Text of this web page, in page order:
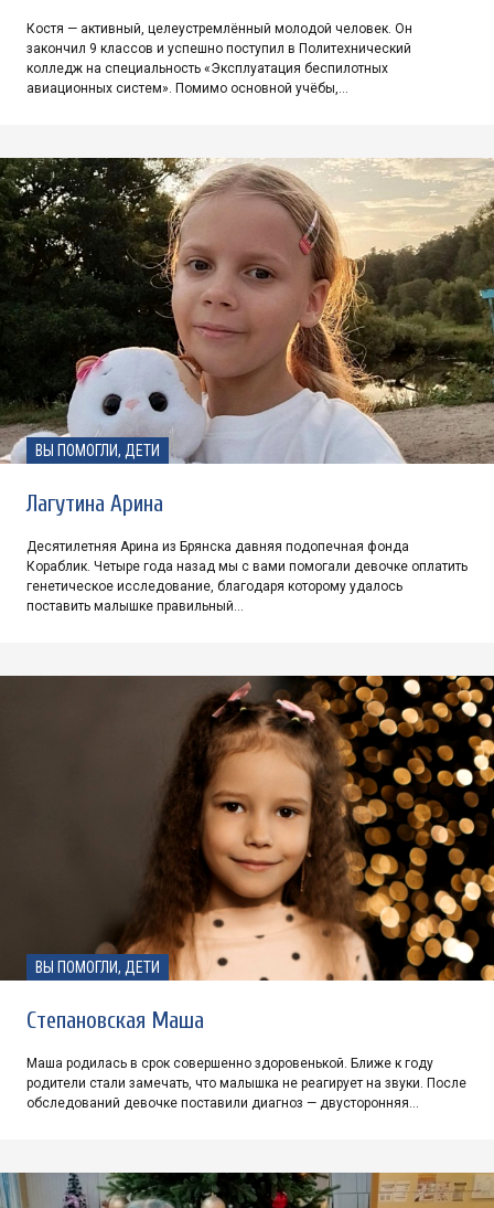
Костя — активный, целеустремлённый молодой человек. Он
закончил 9 классов и успешно поступил в Политехнический
колледж на специальность «Эксплуатация беспилотных
авиационных систем». Помимо основной учёбы,…
ВЫ ПОМОГЛИ, ДЕТИ
Лагутина Арина
Десятилетняя Арина из Брянска давняя подопечная фонда
Кораблик. Четыре года назад мы с вами помогали девочке оплатить
генетическое исследование, благодаря которому удалось
поставить малышке правильный…
ВЫ ПОМОГЛИ, ДЕТИ
Степановская Маша
Маша родилась в срок совершенно здоровенькой. Ближе к году
родители стали замечать, что малышка не реагирует на звуки. После
обследований девочке поставили диагноз — двусторонняя…